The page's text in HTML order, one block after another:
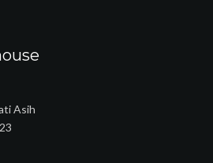
Asih